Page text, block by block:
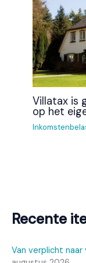
Recente
Van verplicht
Villatax is
op het